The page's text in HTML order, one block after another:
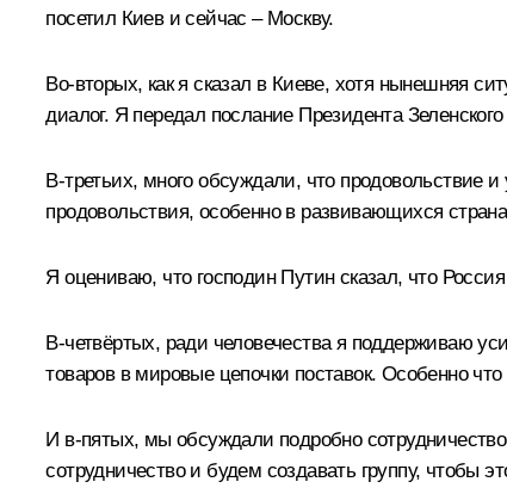
посетил Киев и сейчас – Москву.
Во-вторых, как я сказал в Киеве, хотя нынешняя
диалог. Я передал послание Президента
В-третьих, много обсуждали, что продовольствие
продовольствия, особенно в развивающихся
Я оцениваю, что господин Путин сказал, что
В-четвёртых, ради человечества я поддерживаю
товаров в мировые цепочки поставок. Особенно что
И в-пятых, мы обсуждали подробно
сотрудничество и будем создавать группу, чтобы